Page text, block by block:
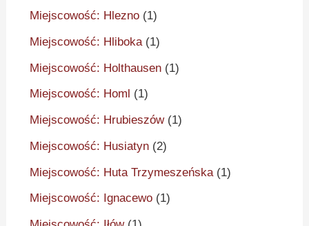
Miejscowość: Hlezno (1)
Miejscowość: Hliboka(1)
Miejscowość: Holthausen (1)
Miejscowość: Homl (1)
Miejscowość: Hrubieszów(1)
Miejscowość: Husiatyn (2)
Miejscowość: Huta Trzymeszeńska (1)
Miejscowość: Ignacewo (1)